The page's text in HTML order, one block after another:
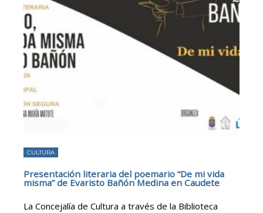
CULTURA
Presentación literaria del poemario “De mi vida
misma” de Evaristo Bañón Medina en Caudete
La Concejalía de Cultura a través de la Biblioteca